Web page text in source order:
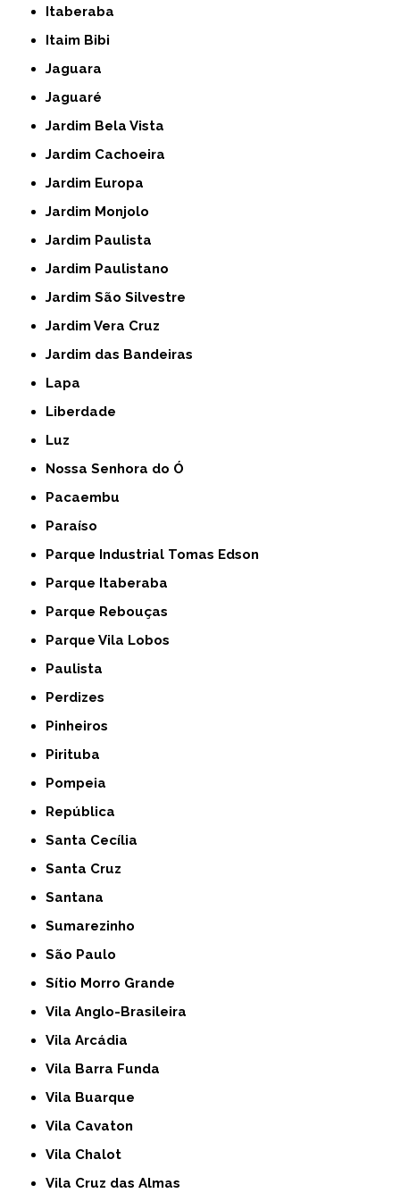
Itaberaba
Itaim Bibi
Jaguara
Jaguaré
Jardim Bela Vista
Jardim Cachoeira
Jardim Europa
Jardim Monjolo
Jardim Paulista
Jardim Paulistano
Jardim São Silvestre
Jardim Vera Cruz
Jardim das Bandeiras
Lapa
Liberdade
Luz
Nossa Senhora do Ó
Pacaembu
Paraíso
Parque Industrial Tomas Edson
Parque Itaberaba
Parque Rebouças
Parque Vila Lobos
Paulista
Perdizes
Pinheiros
Pirituba
Pompeia
República
Santa Cecília
Santa Cruz
Santana
Sumarezinho
São Paulo
Sítio Morro Grande
Vila Anglo-Brasileira
Vila Arcádia
Vila Barra Funda
Vila Buarque
Vila Cavaton
Vila Chalot
Vila Cruz das Almas